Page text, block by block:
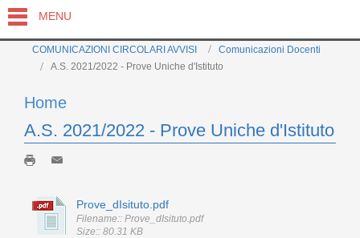
MENU
COMUNICAZIONI CIRCOLARI AVVISI
Comunicazioni Docenti
A.S. 2021/2022 - Prove Uniche d'Istituto
Home
A.S. 2021/2022 - Prove Uniche d'Istituto
Prove_dIsituto.pdf
Filename:: Prove_dIsituto.pdf
Size:: 80.31 KB